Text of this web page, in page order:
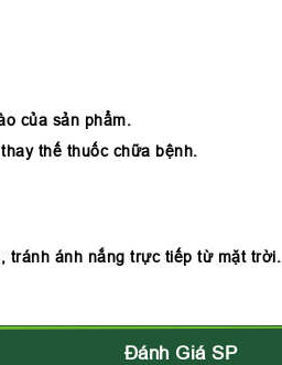
của sản phẩm.
thế thuốc chữa bệnh.
tránh ánh nắng trực tiếp từ mặt trời.
Đánh Giá SP